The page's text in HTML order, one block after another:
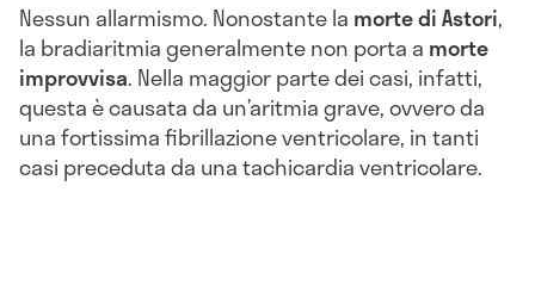
Nessun allarmismo. Nonostante la morte di Astori,
la bradiaritmia generalmente non porta a morte
improvvisa. Nella maggior parte dei casi, infatti,
questa è causata da un’aritmia grave, ovvero da
una fortissima fibrillazione ventricolare, in tanti
casi preceduta da una tachicardia ventricolare.